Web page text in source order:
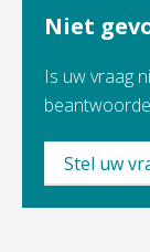
Niet
Is uw vraag
Stel uw